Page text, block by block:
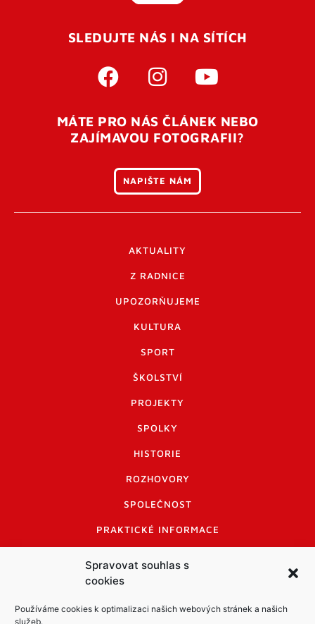
Spravovat souhlas s
cookies
Používáme cookies k optimalizaci našich webových stránek a našich
služeb.
Pro úspěšné dokončení registrace je potřeba
vaší e-mailovouadresu. Po úspěšném odeslání
otevření tohoto odkazu se váš účet ověří a můžete se
přihlásit. Nezapomeňte zkontrolovat složku SPAM ve
SLEDUJTE NÁS I NA SÍTÍCH
MÁTE PRO NÁS ČLÁNEK NEBO
ZAJÍMAVOU FOTOGRAFII?
NAPIŠTE NÁM
AKTUALITY
Z RADNICE
UPOZORŇUJEME
KULTURA
SPORT
ŠKOLSTVÍ
PROJEKTY
SPOLKY
HISTORIE
ROZHOVORY
SPOLEČNOST
PRAKTICKÉ INFORMACE
INFORMACE A KODEX DISKUTUJÍCÍCH
LOGO A LOGO MANUÁL